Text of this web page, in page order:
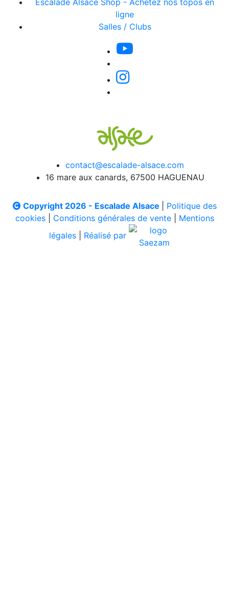
Escalade Alsace Shop - Achetez nos topos en
ligne
Salles / Clubs
contact@escalade-alsace.com
16 mare aux canards, 67500 HAGUENAU
Copyright 2026 - Escalade Alsace
Politique des
cookies| Conditions générales de vente| Mentions
légales
Réalisé par